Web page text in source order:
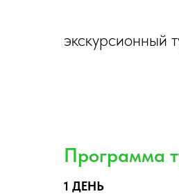
экскурсионный
Программа
1 ДЕНЬ